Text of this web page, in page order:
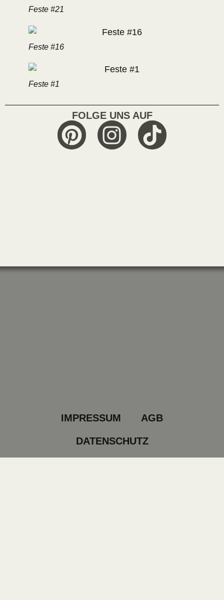
Feste #21
Feste #16
Feste #1
FOLGE UNS AUF
IMPRESSUM AGB
DATENSCHUTZ